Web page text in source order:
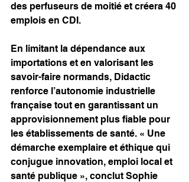
des perfuseurs de moitié et créera 40
emplois en CDI.
En limitant la dépendance aux
importations et en valorisant les
savoir-faire normands, Didactic
renforce l’autonomie industrielle
française tout en garantissant un
approvisionnement plus fiable pour
les établissements de santé. « Une
démarche exemplaire et éthique qui
conjugue innovation, emploi local et
santé publique », conclut Sophie